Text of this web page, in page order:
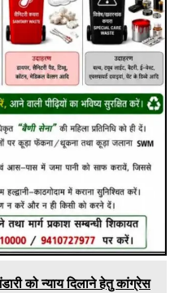
को न्याय दिलाने हेतु कांग्रेस